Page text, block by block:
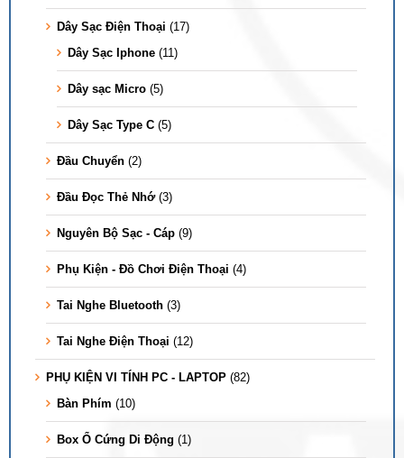
Dây Sạc Điện Thoại (17)
Dây Sạc Iphone (11)
Dây sạc Micro (5)
Dây Sạc Type C (5)
Đầu Chuyển (2)
Đầu Đọc Thẻ Nhớ (3)
Nguyên Bộ Sạc - Cáp (9)
Phụ Kiện - Đồ Chơi Điện Thoại (4)
Tai Nghe Bluetooth (3)
Tai Nghe Điện Thoại (12)
PHỤ KIỆN VI TÍNH PC - LAPTOP (82)
Bàn Phím (10)
Box Ổ Cứng Di Động (1)